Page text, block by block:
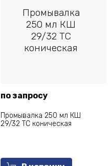
Промывалка
250 мл КШ
29/32 ТС
коническая
по запросу
Промывалка 250 мл КШ
29/32 ТС коническая